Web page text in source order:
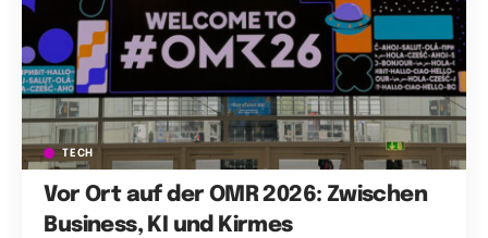
TECH
Vor Ort auf der OMR 2026: Zwischen
Business, KI und Kirmes